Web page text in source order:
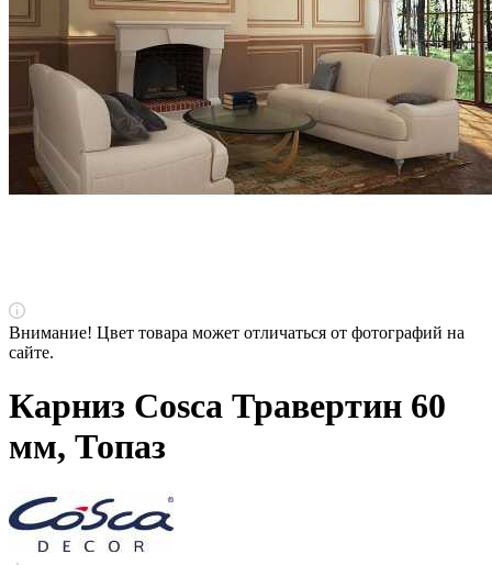
Внимание! Цвет товара может отличаться от фотографий на
сайте.
Карниз Cosca Травертин 60
мм, Топаз